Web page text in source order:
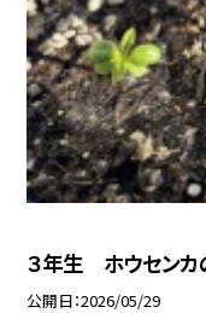
３年生 ホウセンカ
公開日 2026/05/29